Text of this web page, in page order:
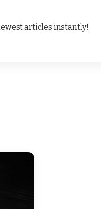
articles instantly!